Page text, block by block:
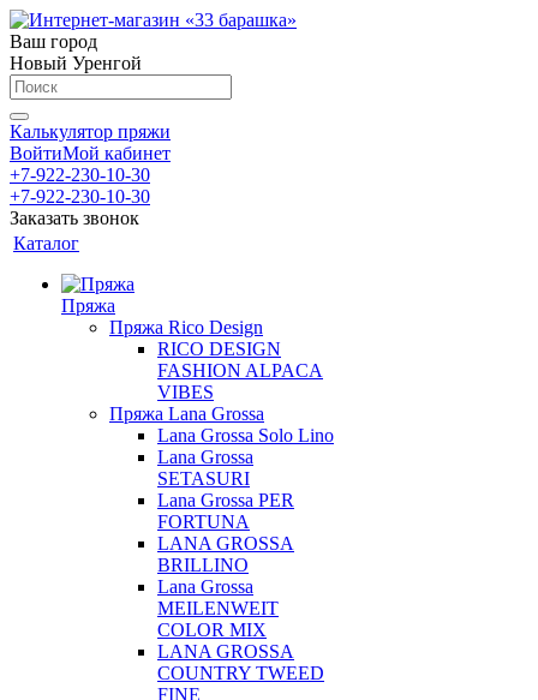
Ваш город
Новый Уренгой
Калькулятор пряжи
ВойтиМой кабинет
+7-922-230-10-30
+7-922-230-10-30
Заказать звонок
Каталог
Пряжа
Пряжа Rico Design
RICO DESIGN
FASHION ALPACA
VIBES
Пряжа Lana Grossa
Lana Grossa Solo Lino
Lana Grossa
SETASURI
Lana Grossa PER
FORTUNA
LANA GROSSA
BRILLINO
Lana Grossa
MEILENWEIT
COLOR MIX
LANA GROSSA
COUNTRY TWEED
FINE